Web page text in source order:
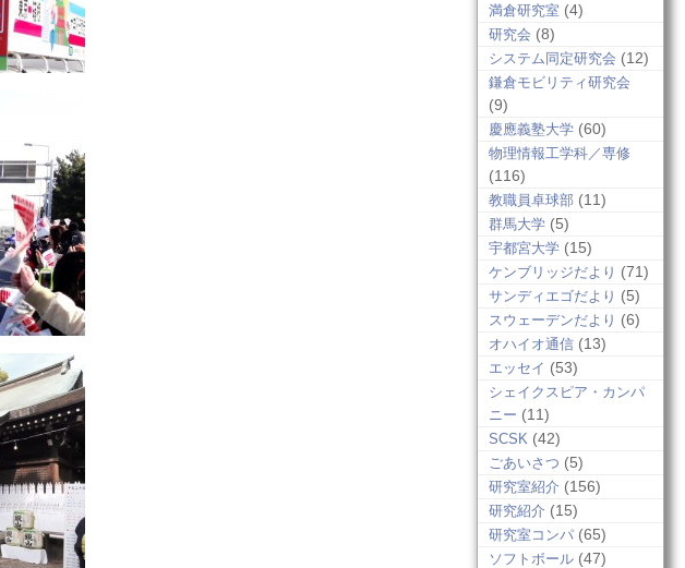
満倉研究室 (4)
研究会 (8)
システム同定研究会 (12)
鎌倉モビリティ研究会
(9)
慶應義塾大学 (60)
物理情報工学科／専修
(116)
教職員卓球部 (11)
群馬大学 (5)
宇都宮大学 (15)
ケンブリッジだより (71)
サンディエゴだより (5)
スウェーデンだより (6)
オハイオ通信 (13)
エッセイ (53)
シェイクスピア・カンパ
ニー (11)
SCSK (42)
ごあいさつ (5)
研究室紹介 (156)
研究紹介 (15)
研究室コンパ (65)
ソフトボール (47)